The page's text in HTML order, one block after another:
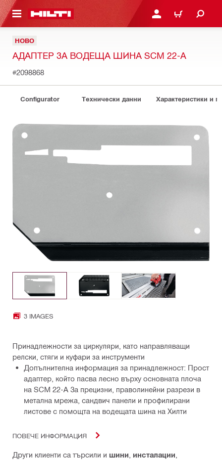
СЪДЪРЖАНИЕ ВЛЕЗ ИЛИ СЕ
КОЛИЧКА
НОВО
АДАПТЕР ЗА ВОДЕЩА ШИНА SCM 22-A
#2098868
Configurator Технически данни Характеристики и
3 IMAGES
Принадлежности за циркуляри, като направляващи
релски, стяги и куфари за инструменти
Допълнителна информация за принадлежност: Прост
адаптер, който пасва лесно върху основната плоча
на SCM 22-A За прецизни, праволинейни разрези в
метална мрежа, сандвич панели и профилирани
листове с помощта на водещата шина на Хилти
ПОВЕЧЕ ИНФОРМАЦИЯ
Други клиенти са търсили и шини инсталации